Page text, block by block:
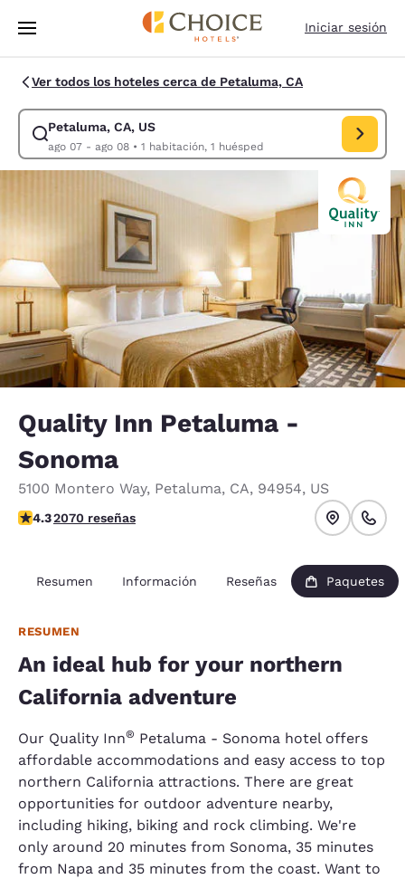
Saltar A Contenido Principal
Iniciar sesión
Ver todos los hoteles cerca de Petaluma, CA
Petaluma, CA, US
ago 07 - ago 08• 1 habitación, 1 huésped
Modificar búsqueda para Petaluma, CA, US. Fecha de entrada ago 07,
Quality Inn Petaluma -
Sonoma
5100 Montero Way, Petaluma, CA, 94954, US
Calificación de 4.32 estrellas. Excelente.
4.32070 reseñas
Resumen Información Reseñas Paquetes
RESUMEN
An ideal hub for your northern
California adventure
Our Quality Inn® Petaluma - Sonoma hotel offers
affordable accommodations and easy access to top
northern California attractions. There are great
opportunities for outdoor adventure nearby,
including hiking, biking and rock climbing. We're
only around 20 minutes from Sonoma, 35 minutes
from Napa and 35 minutes from the coast. Want to